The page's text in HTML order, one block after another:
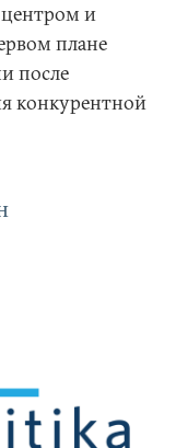
и
плане
после
конкурентной